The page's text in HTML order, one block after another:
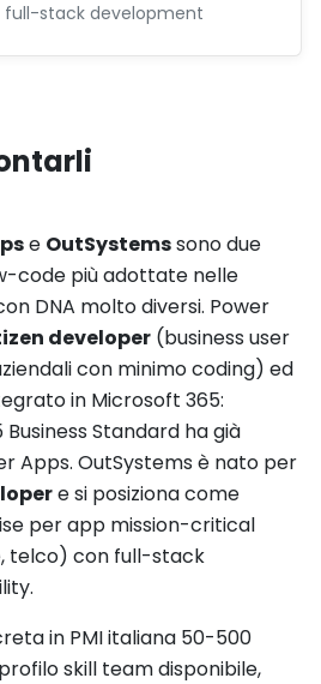
stack development
e OutSystemssono due
code più adottate nelle
DNA molto diversi. Power
developer (business user
con minimo coding) ed
in Microsoft 365:
Standard ha già
Apps. OutSystems è nato per
e si posiziona come
per app mission-critical
telco) con full-stack
in PMI italiana 50-500
skill team disponibile,